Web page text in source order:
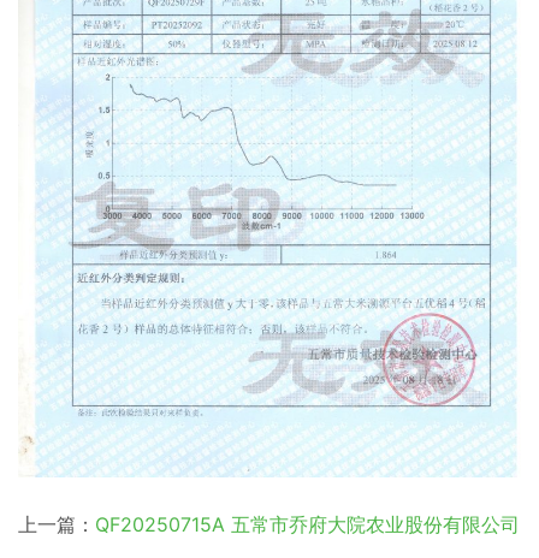
上一篇： QF20250715A 五常市乔府大院农业股份有限公司